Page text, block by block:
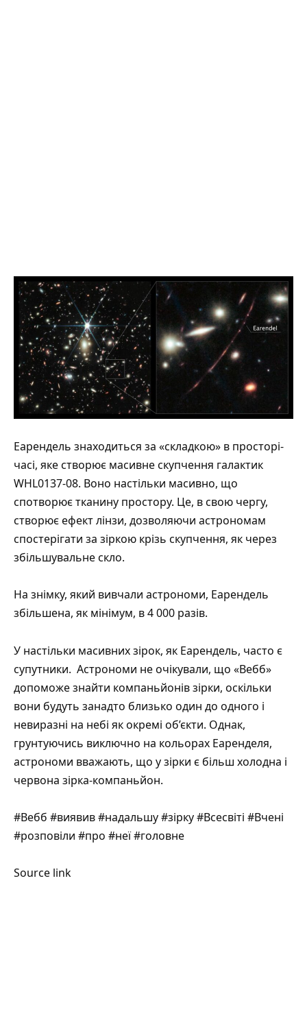
Еарендель знаходиться за «складкою» в просторі-
часі, яке створює масивне скупчення галактик
WHL0137-08. Воно настільки масивно, що
спотворює тканину простору. Це, в свою чергу,
створює ефект лінзи, дозволяючи астрономам
спостерігати за зіркою крізь скупчення, як через
збільшувальне скло.
На знімку, який вивчали астрономи, Еарендель
збільшена, як мінімум, в 4 000 разів.
У настільки масивних зірок, як Еарендель, часто є
супутники. Астрономи не очікували, що «Вебб»
допоможе знайти компаньйонів зірки, оскільки
вони будуть занадто близько один до одного і
невиразні на небі як окремі об’єкти. Однак,
грунтуючись виключно на кольорах Еаренделя,
астрономи вважають, що у зірки є більш холодна і
червона зірка-компаньйон.
#Вебб #виявив #надальшу #зірку #Всесвіті #Вчені
#розповіли #про #неї #головне
Source link